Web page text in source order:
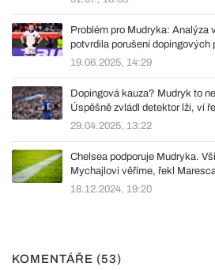
Problém pro Mudryka: Analýza
potvrdila porušení dopingových
19.06.2025, 14:29
Dopingová kauza? Mudryk to
Úspěšně zvládl detektor lži, ví
29.04.2025, 13:22
Chelsea podporuje Mudryka.
Mychajlovi věříme, řekl
18.12.2024, 19:20
KOMENTÁŘE (53)